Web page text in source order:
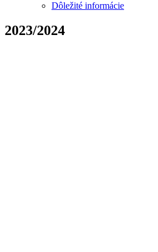
Dôležité informácie
2023/2024